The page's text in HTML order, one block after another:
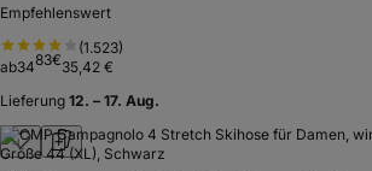
Empfehlenswert
(1.523)
ab3483€35,42 €
Lieferung 12. – 17. Aug.